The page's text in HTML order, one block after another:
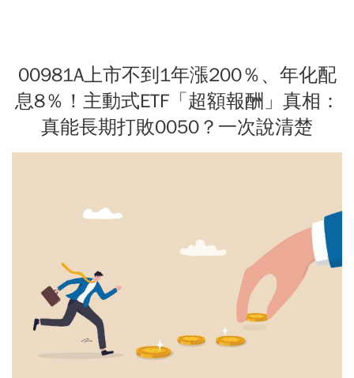
00981A上市不到1年漲200％、年化配
息8％！主動式ETF「超額報酬」真相：
真能長期打敗0050？一次說清楚